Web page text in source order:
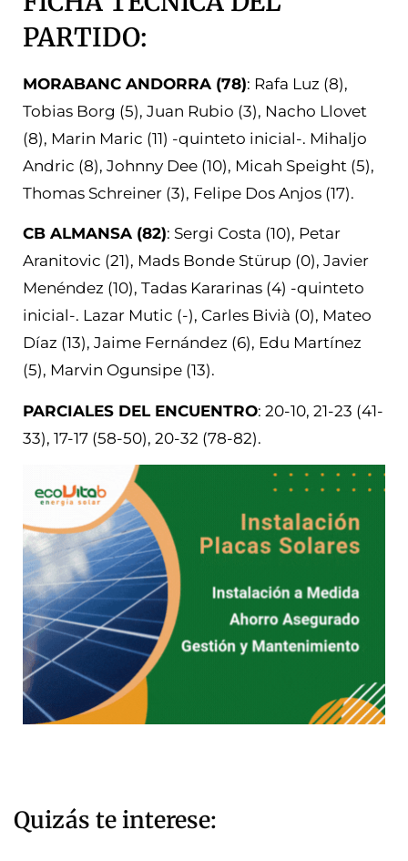
PARTIDO:
MORABANC ANDORRA (78): Rafa Luz (8),
Tobias Borg (5), Juan Rubio (3), Nacho Llovet
(8), Marin Maric (11) -quinteto inicial-. Mihaljo
Andric (8), Johnny Dee (10), Micah Speight (5),
Thomas Schreiner (3), Felipe Dos Anjos (17).
CB ALMANSA (82): Sergi Costa (10), Petar
Aranitovic (21), Mads Bonde Stürup (0), Javier
Menéndez (10), Tadas Kararinas (4) -quinteto
inicial-. Lazar Mutic (-), Carles Bivià (0), Mateo
Díaz (13), Jaime Fernández (6), Edu Martínez
(5), Marvin Ogunsipe (13).
PARCIALES DEL ENCUENTRO: 20-10, 21-23 (41-
33), 17-17 (58-50), 20-32 (78-82).
Quizás te interese: